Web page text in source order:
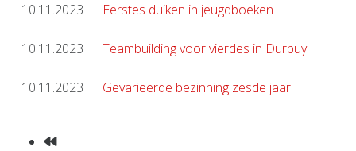
10.11.2023 Eerstes duiken in jeugdboeken
10.11.2023 Teambuilding voor vierdes in Durbuy
10.11.2023 Gevarieerde bezinning zesde jaar